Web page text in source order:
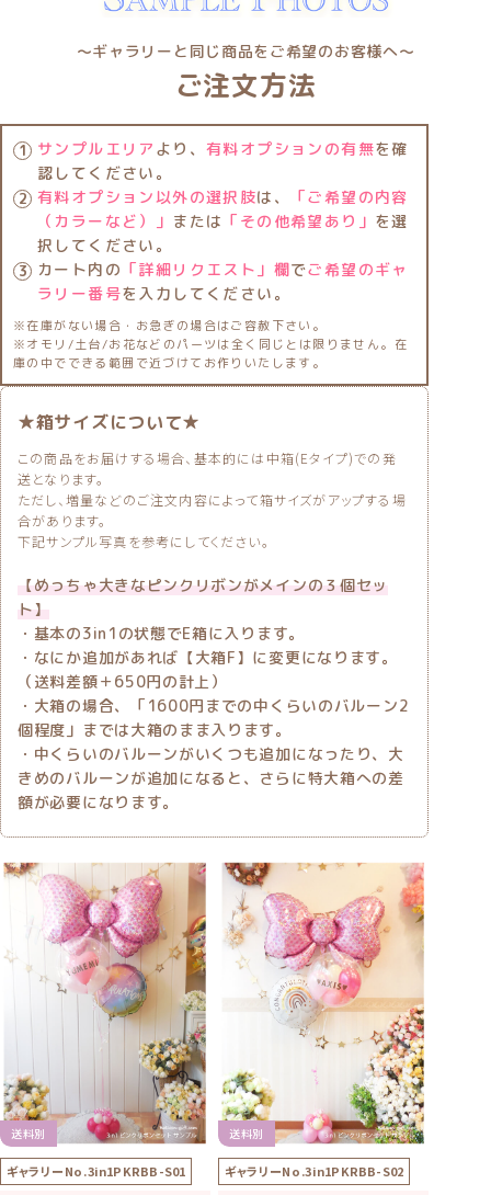
〜ギャラリーと同じ商品をご希望のお客様へ〜
ご注文方法
サンプルエリア より、有料オプションの有無を確
認してください。
有料オプション以外の選択肢は、
「ご希望の内容
（カラーなど）」 または 「その他希望あり」 を選
択してください。
カート内の 「詳細リクエスト」欄でご希望のギャ
ラリー番号を入力してください。
※在庫がない場合・お急ぎの場合はご容赦下さい。
※オモリ/土台/お花などのパーツは全く同じとは限りません。在
庫の中でできる範囲で近づけてお作りいたします。
★箱サイズについて★
この商品をお届けする場合、基本的には中箱(Eタイプ)での発
送となります。
ただし、増量などのご注文内容によって箱サイズがアップする場
合があります。
下記サンプル写真を参考にしてください。
【めっちゃ大きなピンクリボンがメインの３個セッ
ト】
・基本の3in1の状態でE箱に入ります。
・なにか追加があれば【大箱F】に変更になります。
（送料差額＋650円の計上）
・大箱の場合、「1600円までの中くらいのバルーン2
個程度」までは大箱のまま入ります。
・中くらいのバルーンがいくつも追加になったり、大
きめのバルーンが追加になると、さらに特大箱への差
額が必要になります。
送料別
ギャラリーNo.3in1PKRBB-S01
送料別
ギャラリーNo.3in1PKRBB-S02